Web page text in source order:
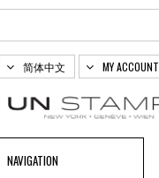
简体中文 MY ACCOUNT
NAVIGATION